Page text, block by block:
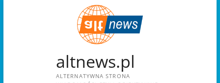
altnews.pl
ALTERNATYWNA STRONA